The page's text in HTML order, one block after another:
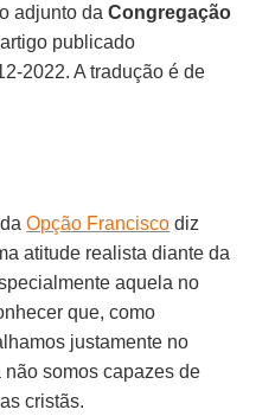
adjunto daCongregação
publicado
2022. A tradução é de
daOpção Francisco diz
atitude realista diante da
aquela no
que, como
justamente no
somos capazes de
cristãs.